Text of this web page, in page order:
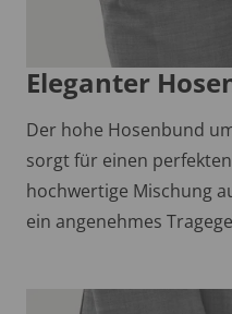
Eleganter
Der hohe Hosenbund
sorgt für einen
hochwertige Mischung
ein angenehmes